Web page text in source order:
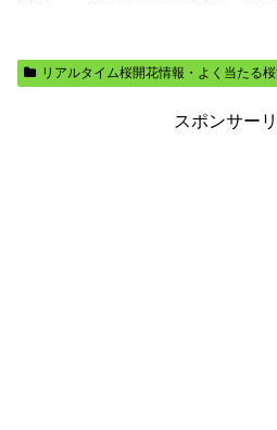
リアルタイム桜開花情報・よく当たる
スポンサー